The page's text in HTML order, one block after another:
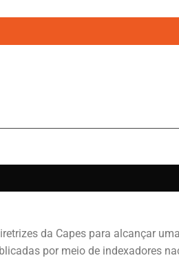
da Capes para alcançar uma
por meio de indexadores